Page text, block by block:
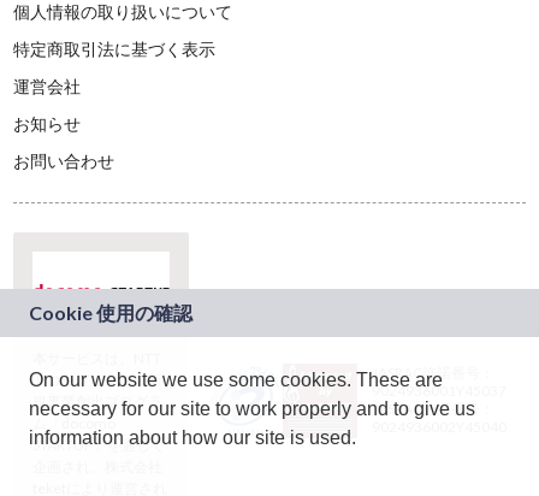
個人情報の取り扱いについて
特定商取引法に基づく表示
運営会社
お知らせ
お問い合わせ
ドコモグループの新
規事業創出プログラ
ム「docomo
STARTUP」を通じて
JASRAC許諾番号：
9024936001Y45037
JASRAC許諾番号：
On our website we use some cookies. These are
necessary for our site to work properly and to give us
information about how our site is used.